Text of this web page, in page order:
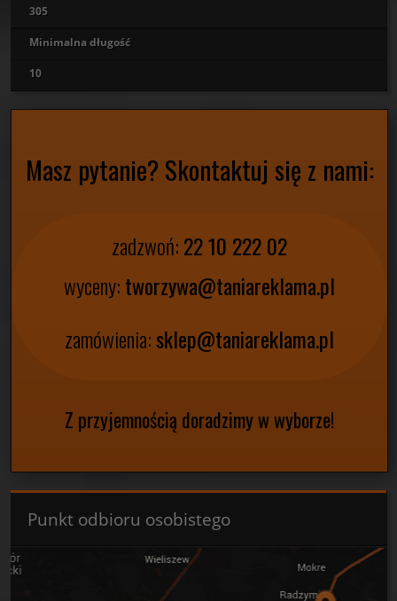
305
Minimalna długość
10
Masz pytanie? Skontaktuj się z nami:
zadzwoń:22 10 222 02
wyceny:tworzywa@taniareklama.pl
zamówienia:sklep@taniareklama.pl
Z przyjemnością doradzimy w wyborze!
Punkt odbioru osobistego